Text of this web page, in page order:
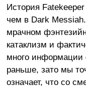
История
чем в Dark
мрачном
катаклизм и
много информации
раньше, зато мы
означает, что со